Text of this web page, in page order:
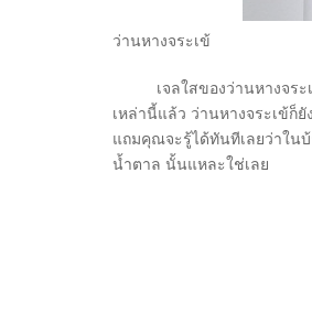
ว่านหางจระเข้
เจลใสของว่านหางจร
เหล่านี้แล้ว ว่านหางจระเข้ก็
แถมคุณจะรู้ได้ทันทีเลยว่าใน
น้ำตาล นั้นแหละใช่เลย